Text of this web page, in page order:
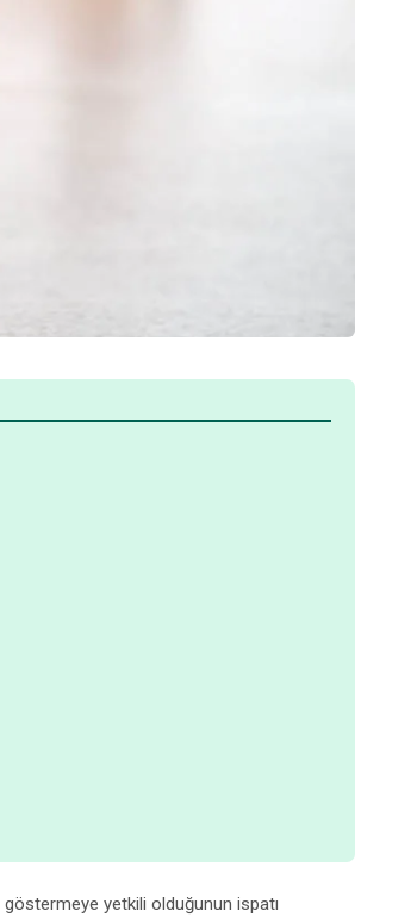
göstermeye yetkili olduğunun ispatı